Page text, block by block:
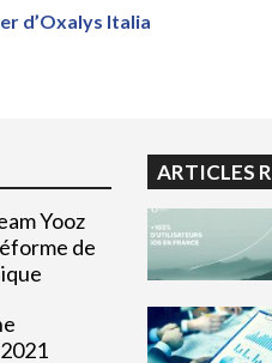
d’Oxalys Italia
Yooz
de
ARTICLES